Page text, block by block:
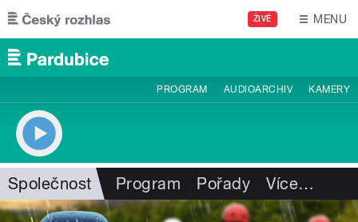
Přejít k hlavnímu obsahu
ŽIVĚ MENU
PROGRAM AUDIOARCHIV KAMERY
Společnost Program Pořady Více…